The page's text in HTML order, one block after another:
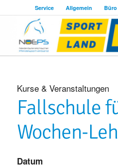
Service Allgemein Büro
Kurse & Veranstaltungen
Fallschule
Wochen-
Datum